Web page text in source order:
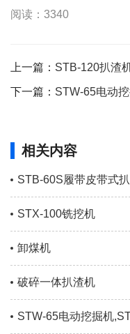
阅读：3340
上一篇： STB-120扒渣
下一篇： STW-65电动
相关内容
STB-60S履带皮带式
STX-100铣挖机
卸煤机
破碎一体扒渣机
STW-65电动挖掘机